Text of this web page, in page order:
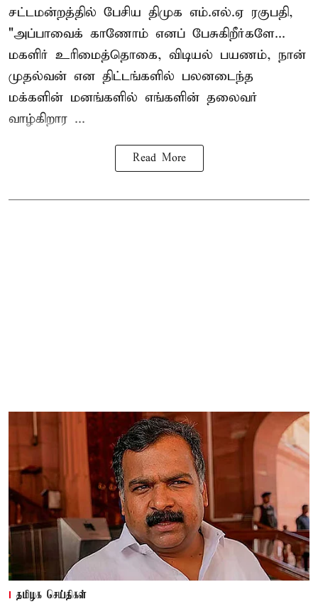
சட்டமன்றத்தில் பேசிய திமுக எம்.எல்.ஏ ரகுபதி,
"அப்பாவைக் காணோம் எனப் பேசுகிறீர்களே...
மகளிர் உரிமைத்தொகை, விடியல் பயணம், நான்
முதல்வன் என திட்டங்களில் பலனடைந்த
மக்களின் மனங்களில் எங்களின் தலைவர்
வாழ்கிறார ...
Read More
தமிழக செய்திகள்